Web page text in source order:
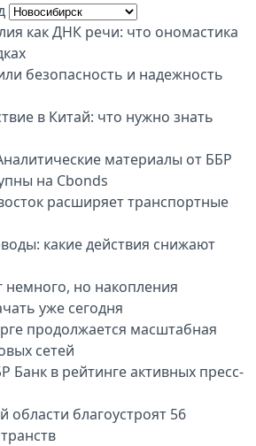
как ДНК речи: что ономастика
безопасность и надежность
в Китай: что нужно знать
материалы от ББР
на Cbonds
расширяет транспортные
какие действия снижают
немного, но накопления
уже сегодня
продолжается масштабная
сетей
Банк в рейтинге активных пресс-
области благоустроят 56